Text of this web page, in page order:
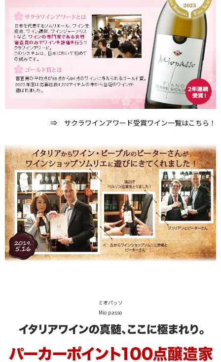
⇒ サクラワインアワード受賞ワイン一覧はこちら！
ミオパッソ
Mio passo